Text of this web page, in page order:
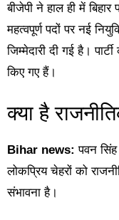
बीजेपी ने हाल ही में
महत्वपूर्ण पदों पर नई
जिम्मेदारी दी गई है।
किए गए हैं।
क्या है
Bihar news: पवन
लोकप्रिय चेहरों को
संभावना है।